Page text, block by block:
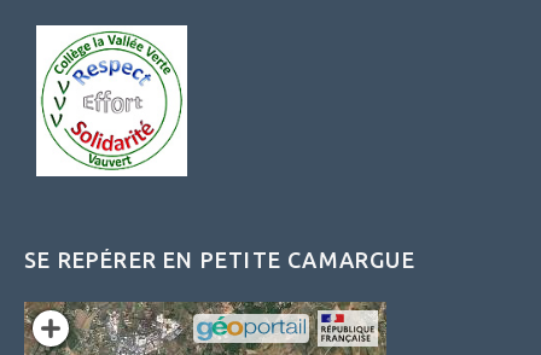
SE REPÉRER EN PETITE CAMARGUE